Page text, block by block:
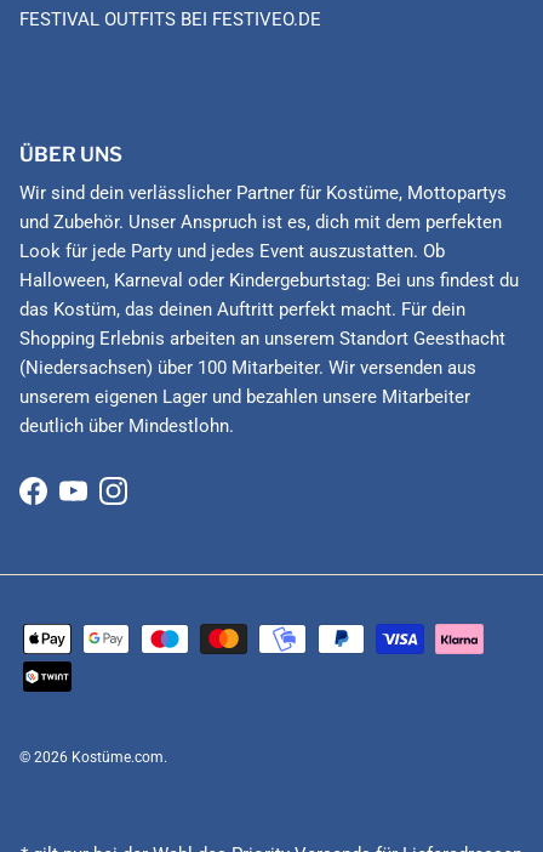
FESTIVAL OUTFITS BEI FESTIVEO.DE
ÜBER UNS
Wir sind dein verlässlicher Partner für Kostüme, Mottopartys
und Zubehör. Unser Anspruch ist es, dich mit dem perfekten
Look für jede Party und jedes Event auszustatten. Ob
Halloween, Karneval oder Kindergeburtstag: Bei uns findest du
das Kostüm, das deinen Auftritt perfekt macht. Für dein
Shopping Erlebnis arbeiten an unserem Standort Geesthacht
(Niedersachsen) über 100 Mitarbeiter. Wir versenden aus
unserem eigenen Lager und bezahlen unsere Mitarbeiter
deutlich über Mindestlohn.
Facebook
YouTubeInstagram
© 2026 Kostüme.com.